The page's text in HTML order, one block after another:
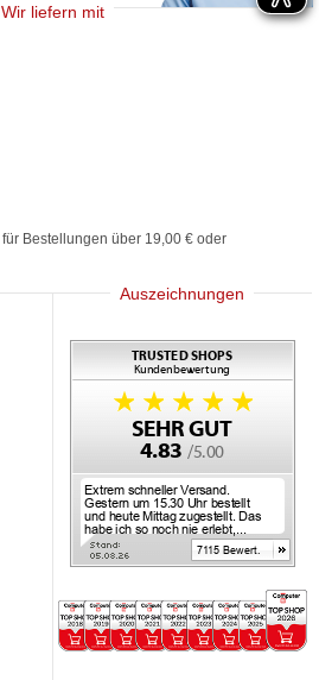
Wir liefern mit
für Bestellungen über 19,00 € oder
Auszeichnungen